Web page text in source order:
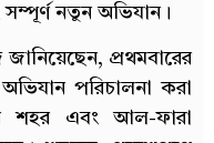
সম্পূর্ণ নতুন অভিযান।
প্রথমবারের
পরিচালনা করা
শহর এবং আল-ফারা